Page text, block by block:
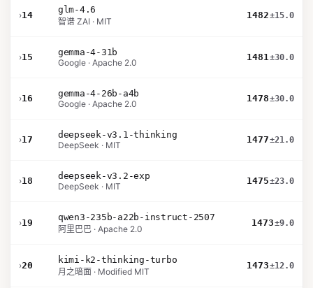
›14
glm-4.6
智谱 ZAI · MIT
1482±15.0
›15
gemma-4-31b
Google · Apache 2.0
1481±30.0
›16
gemma-4-26b-a4b
Google · Apache 2.0
1478±30.0
›17
deepseek-v3.1-thinking
DeepSeek · MIT
1477±21.0
›18
deepseek-v3.2-exp
DeepSeek · MIT
1475±23.0
›19
qwen3-235b-a22b-instruct-2507
阿里巴巴 · Apache 2.0
1473±9.0
›20
kimi-k2-thinking-turbo
月之暗面 · Modified MIT
1473±12.0